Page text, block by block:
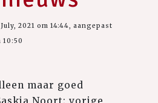
2021 om 14:44, aangepast
10:50
maar goed